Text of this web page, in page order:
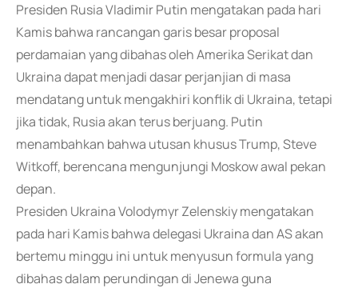
Presiden Rusia Vladimir Putin mengatakan pada hari
Kamis bahwa rancangan garis besar proposal
perdamaian yang dibahas oleh Amerika Serikat dan
Ukraina dapat menjadi dasar perjanjian di masa
mendatang untuk mengakhiri konflik di Ukraina, tetapi
jika tidak, Rusia akan terus berjuang. Putin
menambahkan bahwa utusan khusus Trump, Steve
Witkoff, berencana mengunjungi Moskow awal pekan
depan.
Presiden Ukraina Volodymyr Zelenskiy mengatakan
pada hari Kamis bahwa delegasi Ukraina dan AS akan
bertemu minggu ini untuk menyusun formula yang
dibahas dalam perundingan di Jenewa guna